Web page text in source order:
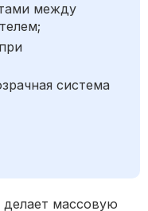
между
система
делает массовую